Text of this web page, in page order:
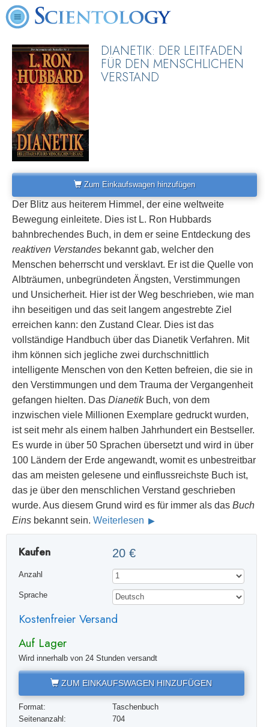
DIANETIK: DER LEITFADEN
FÜR DEN MENSCHLICHEN
VERSTAND
Zum Einkaufswagen hinzufügen
Der Blitz aus heiterem Himmel, der eine weltweite
Bewegung einleitete. Dies ist L. Ron Hubbards
bahnbrechendes Buch, in dem er seine Entdeckung des
reaktiven Verstandes bekannt gab, welcher den
Menschen beherrscht und versklavt. Er ist die Quelle von
Albträumen, unbegründeten Ängsten, Verstimmungen
und Unsicherheit. Hier ist der Weg beschrieben, wie man
ihn beseitigen und das seit langem angestrebte Ziel
erreichen kann: den Zustand Clear. Dies ist das
vollständige Handbuch über das Dianetik Verfahren. Mit
ihm können sich jegliche zwei durchschnittlich
intelligente Menschen von den Ketten befreien, die sie in
den Verstimmungen und dem Trauma der Vergangenheit
gefangen hielten. Das DianetikBuch, von dem
inzwischen viele Millionen Exemplare gedruckt wurden,
ist seit mehr als einem halben Jahrhundert ein Bestseller.
Es wurde in über 50 Sprachen übersetzt und wird in über
100 Ländern der Erde angewandt, womit es unbestreitbar
das am meisten gelesene und einflussreichste Buch ist,
das je über den menschlichen Verstand geschrieben
wurde. Aus diesem Grund wird es für immer als das Buch
Eins bekannt sein. Weiterlesen
Kaufen 20 €
Anzahl
Sprache
Kostenfreier Versand
Auf Lager
Wird innerhalb von 24 Stunden versandt
ZUM EINKAUFSWAGEN HINZUFÜGEN
Format:
Taschenbuch
Seitenanzahl:
704